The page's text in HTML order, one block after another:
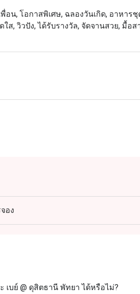
อน, โอกาสพิเศษ, ฉลองวันเกิด, อาหาร
ส, วิวปัง, ได้รับรางวัล, จัดจานสวย, มื้อ
อง
เบย์ @ ดุสิตธานี พัทยา ได้หรือไม่?